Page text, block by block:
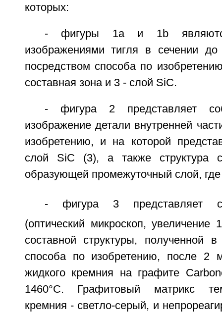
которых:
- фигуры 1a и 1b являются
изображениями тигля в сечении
посредством способа по
составная зона и 3 - слой SiC.
- фигура 2 представляет
изображение детали внутренней
изобретению, и на которой
слой SiC (3), а также структура
образующей промежуточный слой,
- фигура 3 представляет
(оптический микроскоп, увеличение
составной структуры, полученной
способа по изобретению, после 2
жидкого кремния на графите
1460°C. Графитовый матрикс
кремния - светло-серый, и